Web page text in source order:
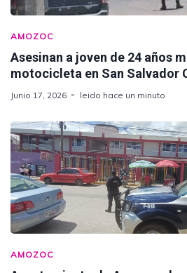
AMOZOC
Asesinan a joven de 24 años
motocicleta en San Salvador
Junio 17, 2026 leido hace un minuto
AMOZOC